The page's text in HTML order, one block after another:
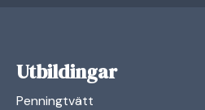
Utbildingar
Penningtvätt